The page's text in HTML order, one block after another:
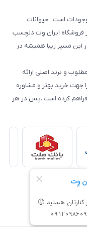
است . حیوانات
فروشگاه ایران وِت دلچسب
این مسیر زیبا همیشه در
و برند اصلی ارائه
جهت خرید بهتر و مشاوره
فراهم کرده است ،پس در هر